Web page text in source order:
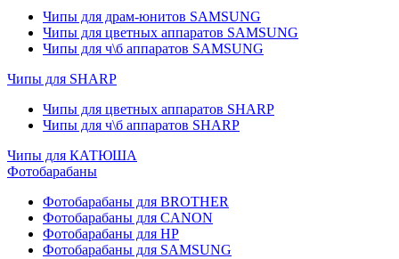
Чипы для драм-юнитов SAMSUNG
Чипы для цветных аппаратов SAMSUNG
Чипы для ч\б аппаратов SAMSUNG
Чипы для SHARP
Чипы для цветных аппаратов SHARP
Чипы для ч\б аппаратов SHARP
Чипы для КАТЮША
Фотобарабаны
Фотобарабаны для BROTHER
Фотобарабаны для CANON
Фотобарабаны для HP
Фотобарабаны для SAMSUNG